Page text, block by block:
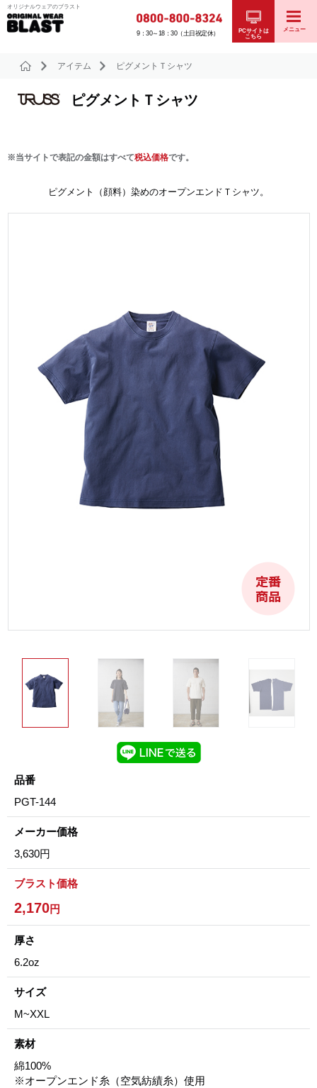
オリジナルウェアのブラスト
9：30～18：30（土日祝定休）
PCサイトは
こちら
メニュー
アイテム ピグメントＴシャツ
ピグメントＴシャツ
※当サイトで表記の金額はすべて税込価格です。
ピグメント（顔料）染めのオープンエンドＴシャツ。
品番
PGT-144
メーカー価格
3,630円
ブラスト価格
2,170円
厚さ
6.2oz
サイズ
M~XXL
素材
綿100%
※オープンエンド糸（空気紡績糸）使用